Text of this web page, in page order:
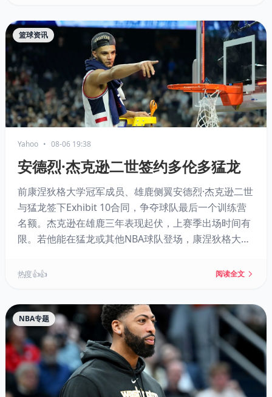
篮球资讯
Yahoo • 08-06 19:38
安德烈·杰克逊二世签约多伦多猛龙
前康涅狄格大学冠军成员、雄鹿侧翼安德烈·杰克逊二世
与猛龙签下Exhibit 10合同，争夺球队最后一个训练营
名额。杰克逊在雄鹿三年表现起伏，上赛季出场时间有
限。若他能在猛龙或其他NBA球队登场，康涅狄格大学
录。
热度 👍👍 阅读全文
NBA专题